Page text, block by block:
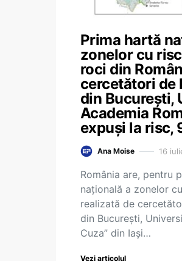
Prima hartă
zonelor cu
roci din
cercetători de
din București,
Academia
expuși la risc,
Ana Moise 16
România are, pentru
națională a zonelor
realizată de
din București,
Cuza” din Iași…
Vezi articolul